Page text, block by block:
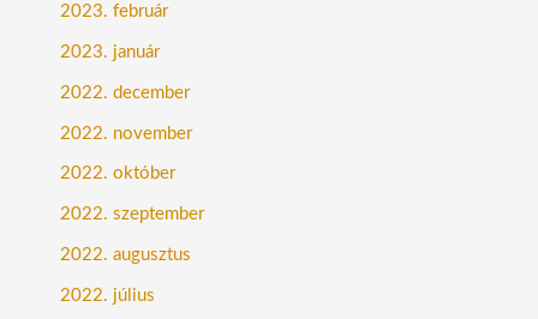
2023. február
2023. január
2022. december
2022. november
2022. október
2022. szeptember
2022. augusztus
2022. július